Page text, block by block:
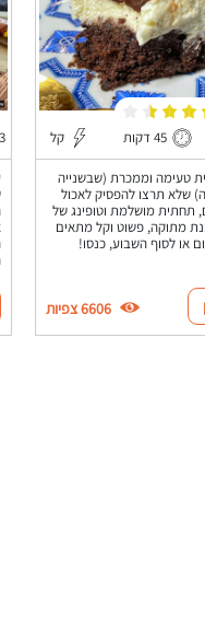
45 דקות קל
טעימה וממכרת (שבשנייה
שלא תרצו להפסיק לאכול
מושלמת וטופינג של
מתוקה, פשוט וקל מתאים
או לסוף השבוע, כנסו!
6606 צפיות